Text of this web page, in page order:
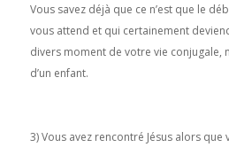
Vous savez déjà que ce n’est que le
vous attend et qui certainement
divers moment de votre vie conjugale,
d’un enfant.
3) Vous avez rencontré Jésus alors